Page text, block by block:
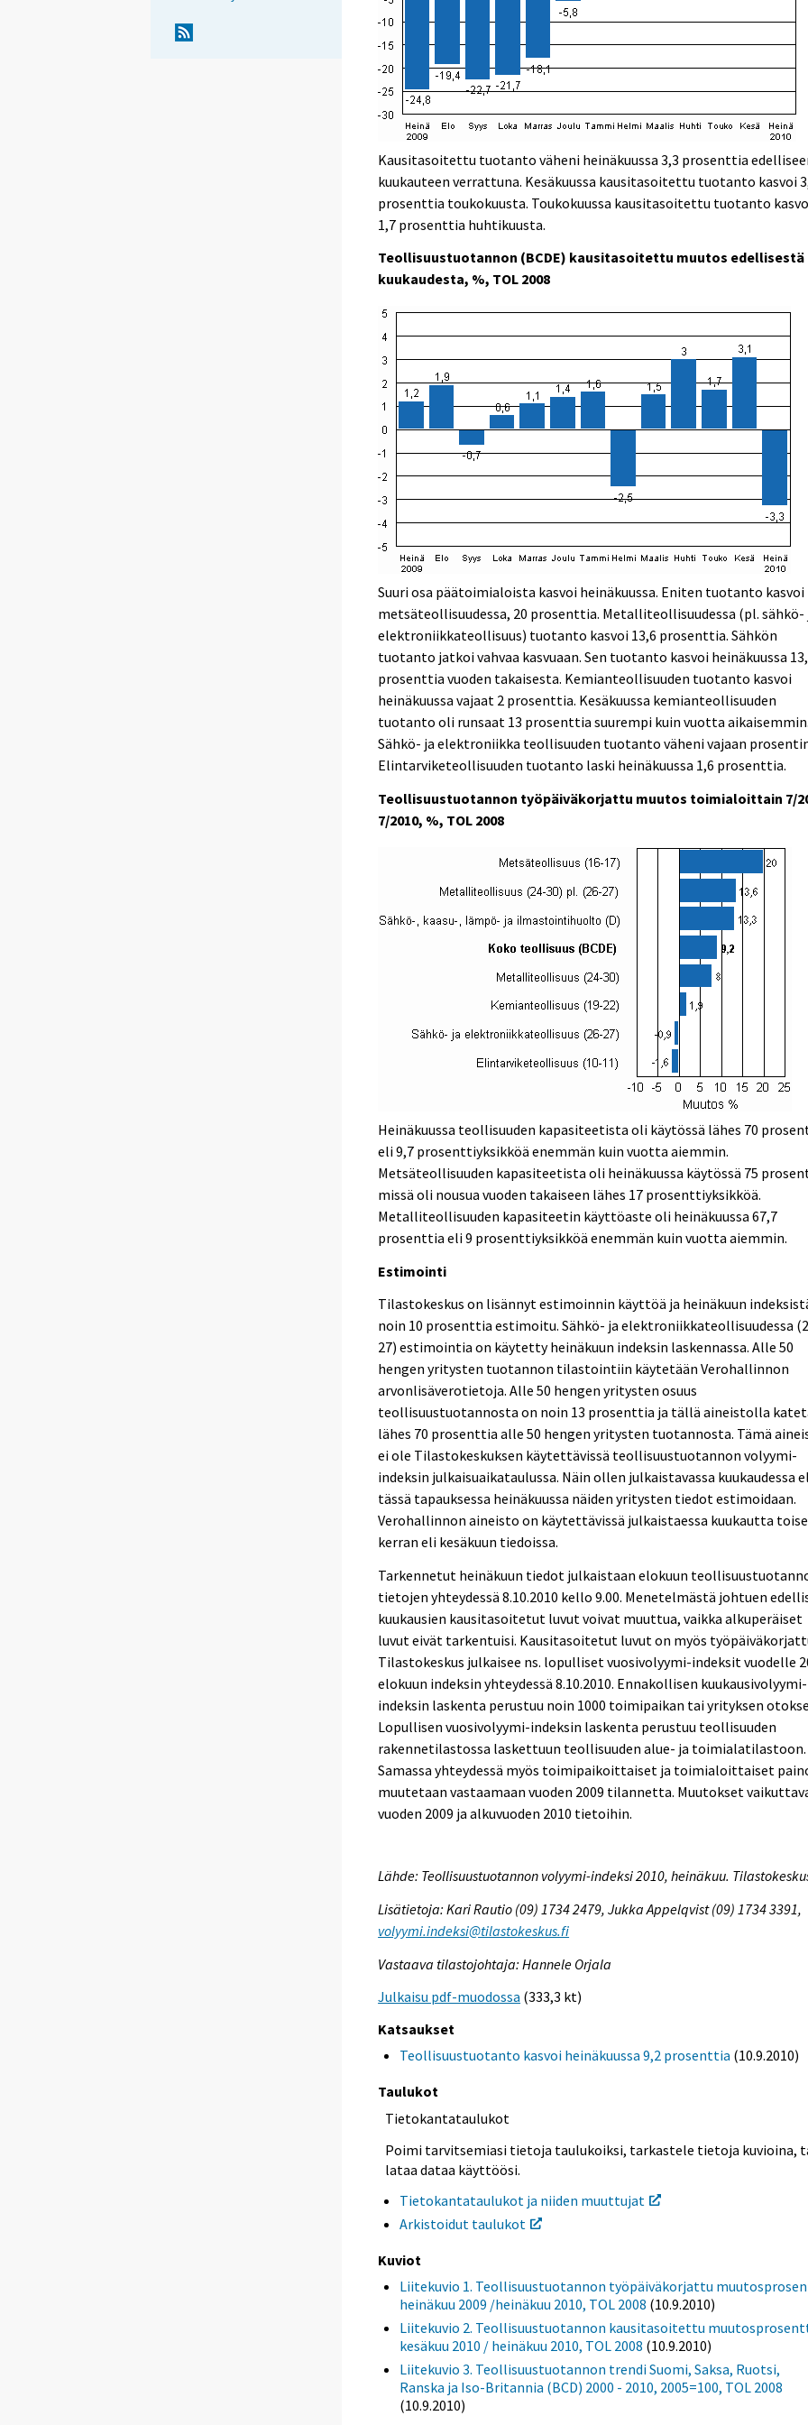
Kausitasoitettu tuotanto väheni heinäkuussa 3,3 prosenttia
kuukauteen verrattuna. Kesäkuussa kausitasoitettu tuotanto kasvoi
prosenttia toukokuusta. Toukokuussa kausitasoitettu tuotanto
1,7 prosenttia huhtikuusta.
Teollisuustuotannon (BCDE) kausitasoitettu muutos edellisestä
kuukaudesta, %, TOL 2008
Suuri osa päätoimialoista kasvoi heinäkuussa. Eniten tuotanto kasvoi
metsäteollisuudessa, 20 prosenttia. Metalliteollisuudessa (pl. sähkö-
elektroniikkateollisuus) tuotanto kasvoi 13,6 prosenttia. Sähkön
tuotanto jatkoi vahvaa kasvuaan. Sen tuotanto kasvoi heinäkuussa
prosenttia vuoden takaisesta. Kemianteollisuuden tuotanto kasvoi
heinäkuussa vajaat 2 prosenttia. Kesäkuussa kemianteollisuuden
tuotanto oli runsaat 13 prosenttia suurempi kuin vuotta aikaisemmin.
Sähkö- ja elektroniikka teollisuuden tuotanto väheni vajaan
Elintarviketeollisuuden tuotanto laski heinäkuussa 1,6 prosenttia.
Teollisuustuotannon työpäiväkorjattu muutos toimialoittain 7/
7/2010, %, TOL 2008
Heinäkuussa teollisuuden kapasiteetista oli käytössä lähes 70
eli 9,7 prosenttiyksikköä enemmän kuin vuotta aiemmin.
Metsäteollisuuden kapasiteetista oli heinäkuussa käytössä 75
missä oli nousua vuoden takaiseen lähes 17 prosenttiyksikköä.
Metalliteollisuuden kapasiteetin käyttöaste oli heinäkuussa 67,7
prosenttia eli 9 prosenttiyksikköä enemmän kuin vuotta aiemmin.
Estimointi
Tilastokeskus on lisännyt estimoinnin käyttöä ja heinäkuun
noin 10 prosenttia estimoitu. Sähkö- ja elektroniikkateollisuudessa
27) estimointia on käytetty heinäkuun indeksin laskennassa. Alle 50
hengen yritysten tuotannon tilastointiin käytetään Verohallinnon
arvonlisäverotietoja. Alle 50 hengen yritysten osuus
teollisuustuotannosta on noin 13 prosenttia ja tällä aineistolla
lähes 70 prosenttia alle 50 hengen yritysten tuotannosta. Tämä
ei ole Tilastokeskuksen käytettävissä teollisuustuotannon volyymi-
indeksin julkaisuaikataulussa. Näin ollen julkaistavassa kuukaudessa
tässä tapauksessa heinäkuussa näiden yritysten tiedot estimoidaan.
Verohallinnon aineisto on käytettävissä julkaistaessa kuukautta
kerran eli kesäkuun tiedoissa.
Tarkennetut heinäkuun tiedot julkaistaan elokuun
tietojen yhteydessä 8.10.2010 kello 9.00. Menetelmästä johtuen
kuukausien kausitasoitetut luvut voivat muuttua, vaikka alkuperäiset
luvut eivät tarkentuisi. Kausitasoitetut luvut on myös
Tilastokeskus julkaisee ns. lopulliset vuosivolyymi-indeksit vuodelle
elokuun indeksin yhteydessä 8.10.2010. Ennakollisen kuukausivolyymi-
indeksin laskenta perustuu noin 1000 toimipaikan tai yrityksen
Lopullisen vuosivolyymi-indeksin laskenta perustuu teollisuuden
rakennetilastossa laskettuun teollisuuden alue- ja toimialatilastoon.
Samassa yhteydessä myös toimipaikoittaiset ja toimialoittaiset
muutetaan vastaamaan vuoden 2009 tilannetta. Muutokset
vuoden 2009 ja alkuvuoden 2010 tietoihin.
Lähde: Teollisuustuotannon volyymi-indeksi 2010, heinäkuu.
Lisätietoja: Kari Rautio (09) 1734 2479, Jukka Appelqvist (09) 1734 3391,
volyymi.indeksi@tilastokeskus.fi
Vastaava tilastojohtaja: Hannele Orjala
Julkaisu pdf-muodossa (333,3 kt)
Katsaukset
Teollisuustuotanto kasvoi heinäkuussa 9,2 prosenttia (10.9.2010)
Taulukot
Tietokantataulukot
Poimi tarvitsemiasi tietoja taulukoiksi, tarkastele tietoja kuvioina,
lataa dataa käyttöösi.
Tietokantataulukot ja niiden muuttujat
Arkistoidut taulukot
Kuviot
Liitekuvio 1. Teollisuustuotannon työpäiväkorjattu
heinäkuu 2009 /heinäkuu 2010, TOL 2008 (10.9.2010)
Liitekuvio 2. Teollisuustuotannon kausitasoitettu
kesäkuu 2010 / heinäkuu 2010, TOL 2008 (10.9.2010)
Liitekuvio 3. Teollisuustuotannon trendi Suomi, Saksa, Ruotsi,
Ranska ja Iso-Britannia (BCD) 2000 - 2010, 2005=100, TOL 2008
(10.9.2010)